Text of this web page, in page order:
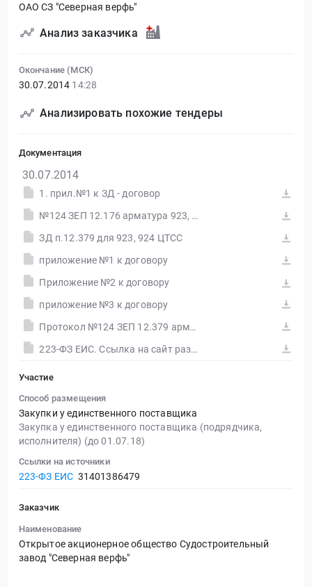
ОАО СЗ "Северная верфь"
Анализ заказчика
Окончание (МСК)
30.07.2014 14:28
Анализировать похожие тендеры
Документация
30.07.2014
1. прил.№1 к ЗД - договор
№124 ЗЕП 12.176 арматура 923, 924
ЗД п.12.379 для 923, 924 ЦТСС
приложение №1 к договору
Приложение №2 к договору
приложение №3 к договору
Протокол №124 ЗЕП 12.379 арматура
223-ФЗ ЕИС. Ссылка на сайт размещения тендера #30555760710.doc
Участие
Способ размещения
Закупки у единственного поставщика
Закупка у единственного поставщика (подрядчика,
исполнителя) (до 01.07.18)
Ссылки на источники
223-ФЗ ЕИС 31401386479
Заказчик
Наименование
Открытое акционерное общество Судостроительный
завод "Северная верфь"